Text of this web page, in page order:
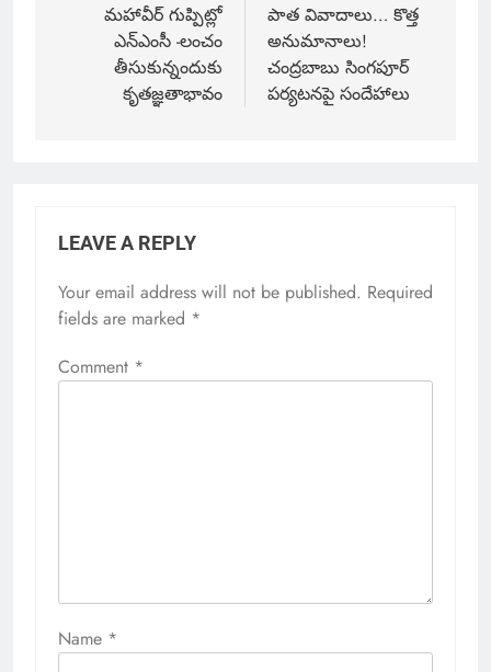
మహావీర్ గుప్పిట్లో
ఎన్ఎంసీ -లంచం
తీసుకున్నందుకు
కృతజ్ఞతాభావం
పాత వివాదాలు… కొత్త
అనుమానాలు!
చంద్రబాబు సింగపూర్
పర్యటనపై సందేహాలు
LEAVE A REPLY
Your email address will not be published. Required
fields are marked *
Comment *
Name *